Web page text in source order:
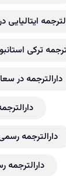
ایتالیایی
ترکی
دارالترجمه در
دارالترجمه